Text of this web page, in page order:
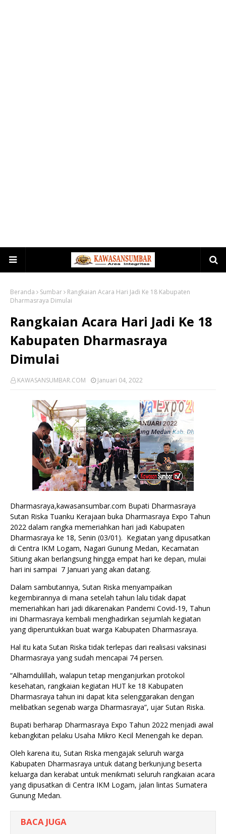
Beranda Sumbar
Rangkaian Acara Hari Jadi Ke 18 Kabupaten
Dharmasraya Dimulai
Rangkaian Acara Hari Jadi Ke 18
Kabupaten Dharmasraya
Dimulai
KAWASANSUMBAR.COM Januari 04, 2022
Dharmasraya,kawasansumbar.com Bupati Dharmasraya
Sutan Riska Tuanku Kerajaan buka Dharmasraya Expo Tahun
2022 dalam rangka memeriahkan hari jadi Kabupaten
Dharmasraya ke 18, Senin (03/01). Kegiatan yang dipusatkan
di Centra IKM Logam, Nagari Gunung Medan, Kecamatan
Sitiung akan berlangsung hingga empat hari ke depan, mulai
hari ini sampai 7 Januari yang akan datang.
Dalam sambutannya, Sutan Riska menyampaikan
kegembirannya di mana setelah tahun lalu tidak dapat
memeriahkan hari jadi dikarenakan Pandemi Covid-19, Tahun
ini Dharmasraya kembali menghadirkan sejumlah kegiatan
yang diperuntukkan buat warga Kabupaten Dharmasraya.
Hal itu kata Sutan Riska tidak terlepas dari realisasi vaksinasi
Dharmasraya yang sudah mencapai 74 persen.
“Alhamdulillah, walapun tetap menganjurkan protokol
kesehatan, rangkaian kegiatan HUT ke 18 Kabupaten
Dharmasraya tahun ini dapat kita selenggarakan dengan
melibatkan segenab warga Dharmasraya”, ujar Sutan Riska.
Bupati berharap Dharmasraya Expo Tahun 2022 menjadi awal
kebangkitan pelaku Usaha Mikro Kecil Menengah ke depan.
Oleh karena itu, Sutan Riska mengajak seluruh warga
Kabupaten Dharmasraya untuk datang berkunjung beserta
keluarga dan kerabat untuk menikmati seluruh rangkaian acara
yang dipusatkan di Centra IKM Logam, jalan lintas Sumatera
Gunung Medan.
BACA JUGA